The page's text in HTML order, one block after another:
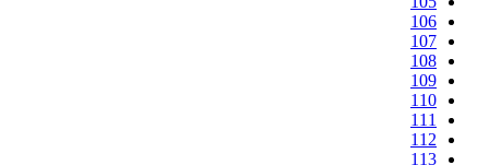
106
107
108
109
110
111
112
113